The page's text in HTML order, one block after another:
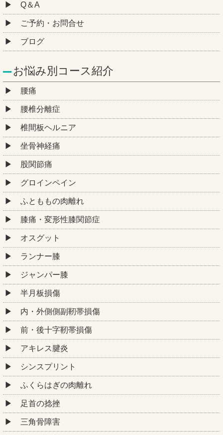
Q＆A
ご予約・お問合せ
ブログ
お悩み別コース紹介
腰痛
腰椎分離症
椎間板ヘルニア
坐骨神経痛
股関節痛
グロインペイン
ふとももの肉離れ
膝痛・変形性膝関節症
オスグット
ランナー膝
ジャンパー膝
半月板損傷
内・外側側副靭帯損傷
前・後十字靭帯損傷
アキレス腱炎
シンスプリント
ふくらはぎの肉離れ
足首の捻挫
三角骨障害